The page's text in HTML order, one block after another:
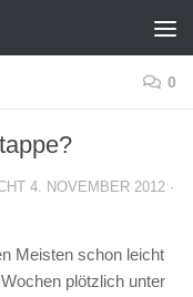
0
4. NOVEMBER 2012 ·
Meisten schon leicht
plötzlich unter